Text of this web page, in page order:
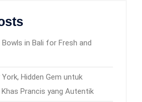
in Bali for Fresh and
Hidden Gem untuk
Prancis yang Autentik